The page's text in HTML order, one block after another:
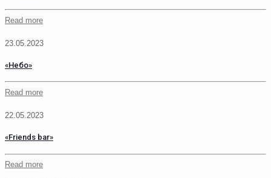
Read more
23.05.2023
«Небо»
Read more
22.05.2023
«Friends bar»
Read more